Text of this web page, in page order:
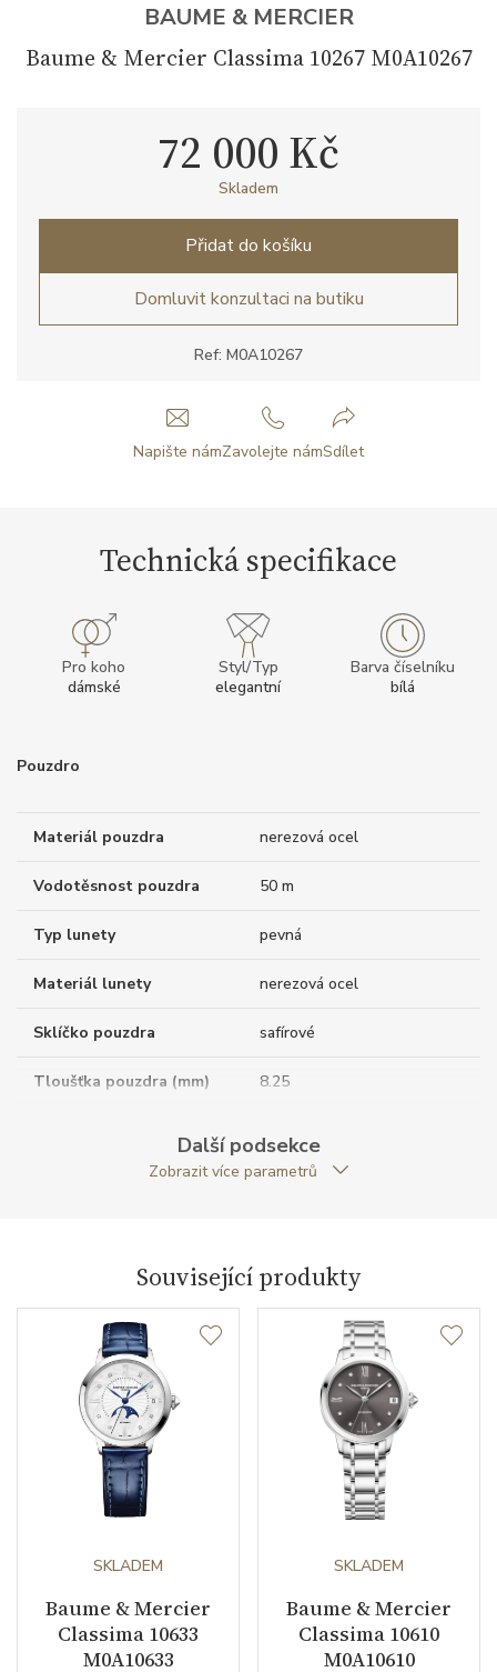
BAUME & MERCIER
Baume & Mercier Classima 10267 M0A10267
Ref: M0A10267
72 000 Kč
Skladem
Přidat do košíku
Domluvit konzultaci na butiku
Napište námZavolejte námSdílet
Technická specifikace
Pro koho
dámské
Styl/Typ
elegantní
Barva číselníku
bílá
Pouzdro
Materiál pouzdra nerezová ocel
Vodotěsnost pouzdra 50 m
Typ lunety pevná
Materiál lunety nerezová ocel
Sklíčko pouzdra safírové
Tloušťka pouzdra (mm) 8.25
kulatý
Průměr pouzdra (mm) 31.00
Typ strojku BM11892A Baume & Mercier
Rezerva chodu strojku
Kalibr strojku automatický nátah
Kameny strojku
Kyvy strojku 28800
Další podsekce
Zobrazit více parametrů
Související produkty
SKLADEM
Baume & Mercier
Classima 10633
M0A10633
SKLADEM
Baume & Mercier
Classima 10610
M0A10610